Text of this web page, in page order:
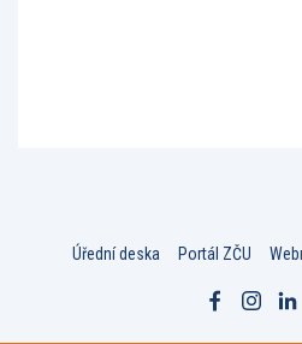
Úřední deska Portál ZČU